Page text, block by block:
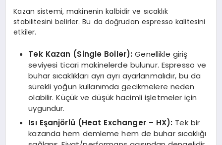
Kazan sistemi, makinenin kalbidir ve sıcaklık
stabilitesini belirler. Bu da doğrudan espresso kalitesini
etkiler.
Tek Kazan (Single Boiler):Genellikle giriş
seviyesi ticari makinelerde bulunur. Espresso ve
buhar sıcaklıkları ayrı ayrı ayarlanmalıdır, bu da
sürekli yoğun kullanımda gecikmelere neden
olabilir. Küçük ve düşük hacimli işletmeler için
uygundur.
Isı Eşanjörlü (Heat Exchanger – HX): Tek bir
kazanda hem demleme hem de buhar sıcaklığı